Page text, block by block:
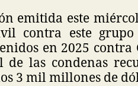
emitida este
contra este
en 2025
de las condenas
3 mil millones de